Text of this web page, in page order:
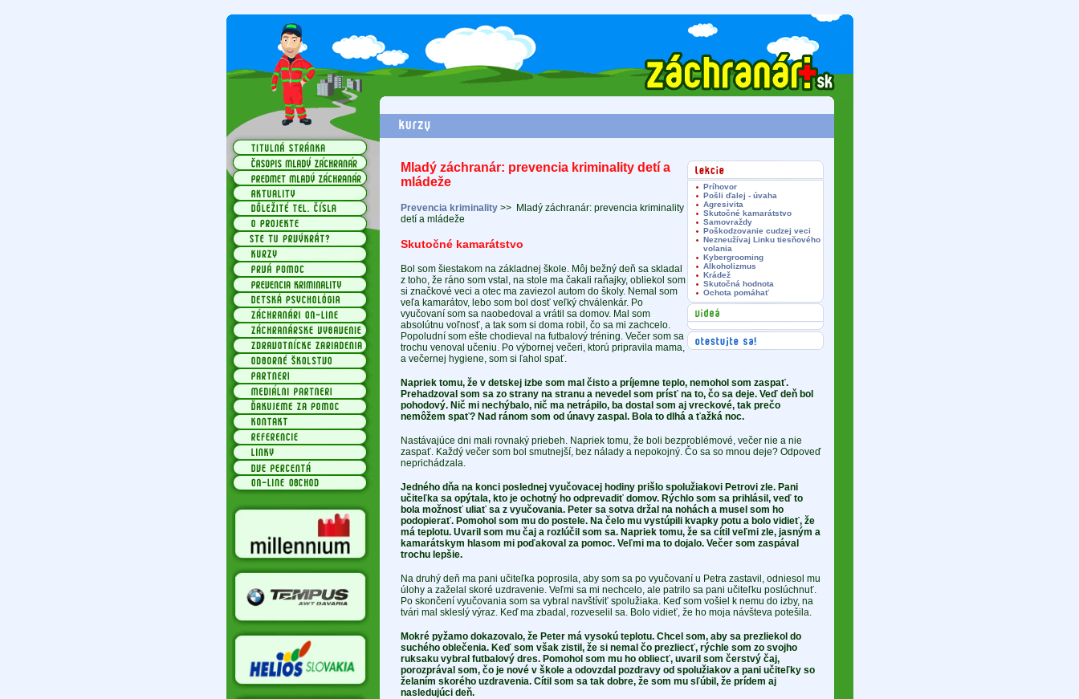
Príhovor
Pošli ďalej - úvaha
Agresivita
Skutočné kamarátstvo
Samovraždy
Poškodzovanie cudzej veci
Nezneužívaj Linku tiesňového
volania
Kybergrooming
Alkoholizmus
Krádež
Skutočná hodnota
Ochota pomáhať
Mladý záchranár: prevencia kriminality detí a
mládeže
Prevencia kriminality>> Mladý záchranár: prevencia kriminality
detí a mládeže
Skutočné kamarátstvo
Bol som šiestakom na základnej škole. Môj bežný deň sa skladal
z toho, že ráno som vstal, na stole ma čakali raňajky, obliekol som
si značkové veci a otec ma zaviezol autom do školy. Nemal som
veľa kamarátov, lebo som bol dosť veľký chválenkár. Po
vyučovaní som sa naobedoval a vrátil sa domov. Mal som
absolútnu voľnosť, a tak som si doma robil, čo sa mi zachcelo.
Popoludní som ešte chodieval na futbalový tréning. Večer som sa
trochu venoval učeniu. Po výbornej večeri, ktorú pripravila mama,
a večernej hygiene, som si ľahol spať.
Napriek tomu, že v detskej izbe som mal čisto a príjemne teplo, nemohol som zaspať.
Prehadzoval som sa zo strany na stranu a nevedel som prísť na to, čo sa deje. Veď deň bol
pohodový. Nič mi nechýbalo, nič ma netrápilo, ba dostal som aj vreckové, tak prečo
nemôžem spať? Nad ránom som od únavy zaspal. Bola to dlhá a ťažká noc.
Nastávajúce dni mali rovnaký priebeh. Napriek tomu, že boli bezproblémové, večer nie a nie
zaspať. Každý večer som bol smutnejší, bez nálady a nepokojný. Čo sa so mnou deje? Odpoveď
neprichádzala.
Jedného dňa na konci poslednej vyučovacej hodiny prišlo spolužiakovi Petrovi zle. Pani
učiteľka sa opýtala, kto je ochotný ho odprevadiť domov. Rýchlo som sa prihlásil, veď to
bola možnosť uliať sa z vyučovania. Peter sa sotva držal na nohách a musel som ho
podopierať. Pomohol som mu do postele. Na čelo mu vystúpili kvapky potu a bolo vidieť, že
má teplotu. Uvaril som mu čaj a rozlúčil som sa. Napriek tomu, že sa cítil veľmi zle, jasným a
kamarátskym hlasom mi poďakoval za pomoc. Veľmi ma to dojalo. Večer som zaspával
trochu lepšie.
Na druhý deň ma pani učiteľka poprosila, aby som sa po vyučovaní u Petra zastavil, odniesol mu
úlohy a zaželal skoré uzdravenie. Veľmi sa mi nechcelo, ale patrilo sa pani učiteľku poslúchnuť.
Po skončení vyučovania som sa vybral navštíviť spolužiaka. Keď som vošiel k nemu do izby, na
tvári mal skleslý výraz. Keď ma zbadal, rozveselil sa. Bolo vidieť, že ho moja návšteva potešila.
Mokré pyžamo dokazovalo, že Peter má vysokú teplotu. Chcel som, aby sa prezliekol do
suchého oblečenia. Keď som však zistil, že si nemal čo prezliecť, rýchle som zo svojho
ruksaku vybral futbalový dres. Pomohol som mu ho obliecť, uvaril som čerstvý čaj,
porozprával som, čo je nové v škole a odovzdal pozdravy od spolužiakov a pani učiteľky so
želaním skorého uzdravenia. Cítil som sa tak dobre, že som mu sľúbil, že prídem aj
nasledujúci deň.